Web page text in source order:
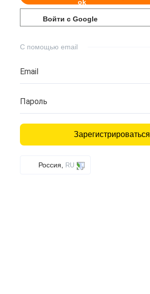
Войти с Google
С помощью email
Email
Пароль
Зарегистрироваться
Россия, RU